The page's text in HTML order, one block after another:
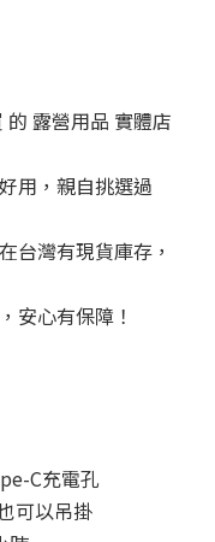
露營用品 實體店
用，親自挑選過
台灣有現貨庫存，
安心有保障！
C充電孔
可以吊掛